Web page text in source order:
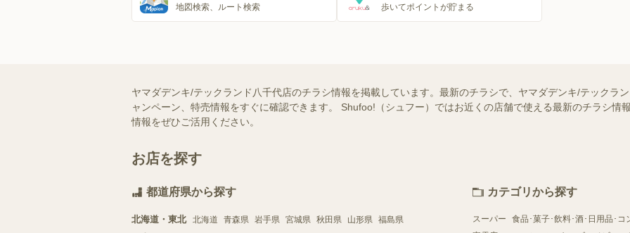
地図検索、ルート検索
歩いてポイントが貯まる
ヤマダデンキ/テックランド八千代店のチラシ情報を掲載しています。最新のチラシで、ヤマダデンキ/テックラ
ャンペーン、特売情報をすぐに確認できます。 Shufoo!（シュフー）ではお近くの店舗で使える最新のチラシ情
情報をぜひご活用ください。
お店を探す
都道府県から探す
北海道・東北 北海道 青森県 岩手県 宮城県 秋田県 山形県 福島県
カテゴリから探す
スーパー 食品･菓子･飲料･酒･日用品･コ